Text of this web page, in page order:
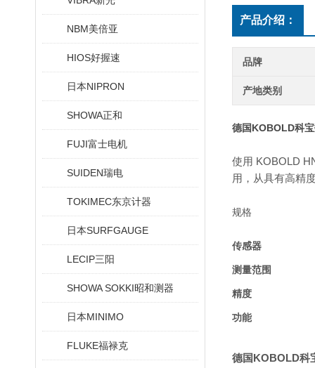
NBM美倍亚
HIOS好握速
日本NIPRON
SHOWA正和
FUJI富士电机
SUIDEN瑞电
TOKIMEC东京计器
日本SURFGAUGE
LECIP三阳
SHOWA SOKKI昭和测器
日本MINIMO
FLUKE福禄克
产品介绍：
品牌
产地类别
德国KOBOLD科
使用 KOBOLD
用，从具有高精
规格
传感器
测量范围
精度
功能
德国KOBOLD科